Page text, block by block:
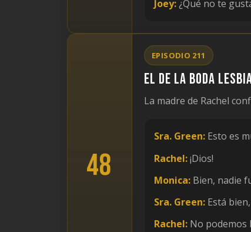
Joey: ¿Qué no te
48
EPISODIO 211
El de la boda
La madre de Rachel
Sra. Green: Esto es
Rachel:¡Dios!
Monica: Bien, nadie
Sra. Green: Está
Rachel: No podemos